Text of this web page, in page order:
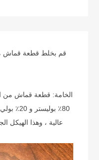
الخامة: قطعة قماش من
80٪
عالية ، وهذا الهيكل